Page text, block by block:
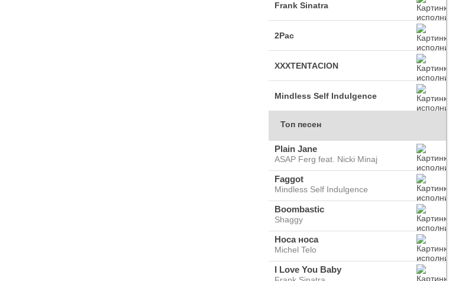
Frank Sinatra
2Pac
XXXTENTACION
Mindless Self Indulgence
Топ песен
Plain Jane
ASAP Ferg feat. Nicki Minaj
Faggot
Mindless Self Indulgence
Boombastic
Shaggy
Носа носа
Michel Telo
I Love You Baby